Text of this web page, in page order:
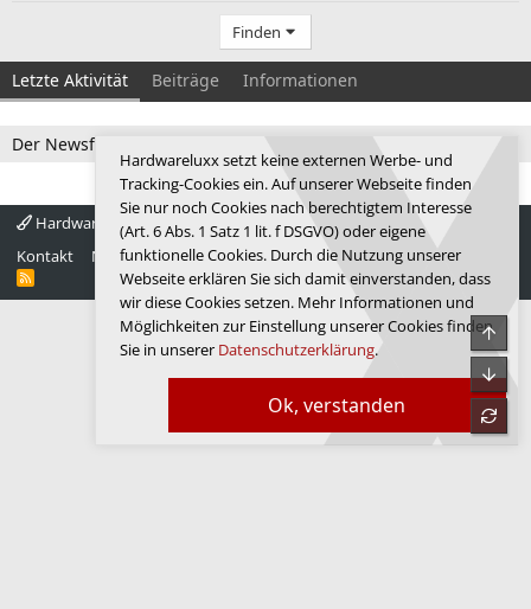
Finden
Letzte Aktivität Beiträge Informationen
Der Newsfeed ist zur Zeit leer.
Hardwareluxx 4.0
Deutsch
Kontakt
Nutzungsbedingungen Datenschutz Hilfe Startseite
R
Ok, verstanden
Hardwareluxx setzt keine externen Werbe- und
Tracking-Cookies ein. Auf unserer Webseite finden
Sie nur noch Cookies nach berechtigtem Interesse
(Art. 6 Abs. 1 Satz 1 lit. f DSGVO) oder eigene
funktionelle Cookies. Durch die Nutzung unserer
Webseite erklären Sie sich damit einverstanden, dass
wir diese Cookies setzen. Mehr Informationen und
Möglichkeiten zur Einstellung unserer Cookies finden
Sie in unserer Datenschutzerklärung.